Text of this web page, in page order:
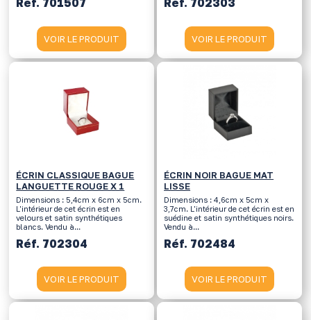
Réf. 701507
VOIR LE PRODUIT
Réf. 702303
VOIR LE PRODUIT
ÉCRIN CLASSIQUE BAGUE
LANGUETTE ROUGE X 1
Dimensions : 5,4cm x 6cm x 5cm.
L'intérieur de cet écrin est en
velours et satin synthétiques
blancs. Vendu à...
Réf. 702304
VOIR LE PRODUIT
ÉCRIN NOIR BAGUE MAT
LISSE
Dimensions : 4,6cm x 5cm x
3,7cm. L'intérieur de cet écrin est en
suédine et satin synthétiques noirs.
Vendu à...
Réf. 702484
VOIR LE PRODUIT